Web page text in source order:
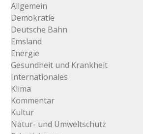
Allgemein
Demokratie
Deutsche Bahn
Emsland
Energie
Gesundheit und Krankheit
Internationales
Klima
Kommentar
Kultur
Natur- und Umweltschutz